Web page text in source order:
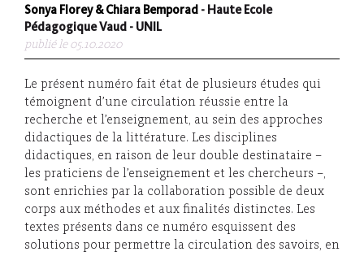
Sonya Florey & Chiara Bemporad - Haute Ecole
Pédagogique Vaud - UNIL
publié le 05.10.2020
Le présent numéro fait état de plusieurs études qui
témoignent d’une circulation réussie entre la
recherche et l’enseignement, au sein des approches
didactiques de la littérature. Les disciplines
didactiques, en raison de leur double destinataire –
les praticiens de l’enseignement et les chercheurs –,
sont enrichies par la collaboration possible de deux
corps aux méthodes et aux finalités distinctes. Les
textes présents dans ce numéro esquissent des
solutions pour permettre la circulation des savoirs, en